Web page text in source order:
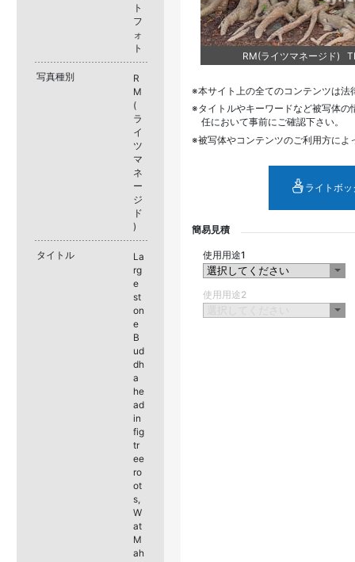
ト
フ
ォ
ト
写真種別
R
M
(
ラ
イ
ツ
マ
ネ
ー
ジ
ド
)
タイトル
La
rg
e
st
on
e
B
ud
dh
a
he
ad
in
fig
tr
ee
ro
ot
s,
W
at
M
ah
RM(ライツマネージド)
本サイト上の全てのコンテンツは
タイトルやキーワードなど被写体
任において事前にご確認下さい。
被写体やコンテンツのご利用方に
ライトボ
簡易見積
使用用途1
使用用途2